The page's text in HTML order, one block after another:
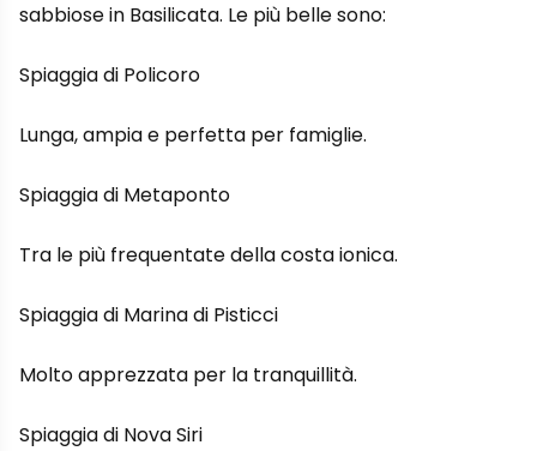
sabbiose in Basilicata. Le più belle sono:
Spiaggia di Policoro
Lunga, ampia e perfetta per famiglie.
Spiaggia di Metaponto
Tra le più frequentate della costa ionica.
Spiaggia di Marina di Pisticci
Molto apprezzata per la tranquillità.
Spiaggia di Nova Siri